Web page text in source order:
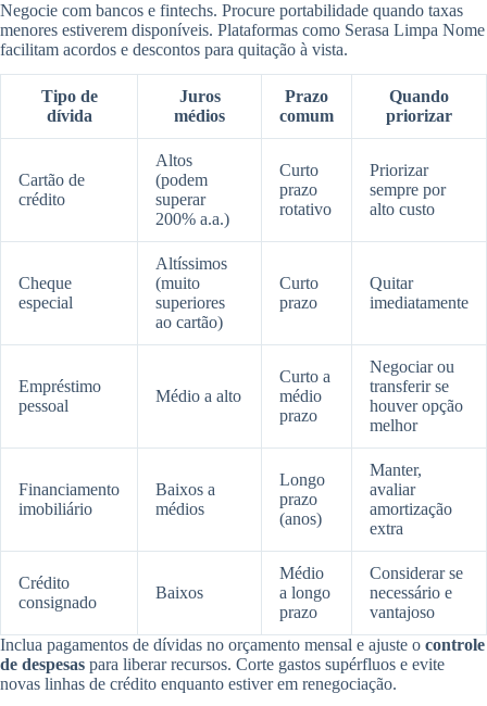
Negocie com bancos e fintechs. Procure portabilidade quando taxas
menores estiverem disponíveis. Plataformas como Serasa Limpa Nome
facilitam acordos e descontos para quitação à vista.
Tipo de
dívida
Juros
médios
Prazo
comum
Quando
priorizar
Cartão de
crédito
Altos
(podem
superar
200% a.a.)
Curto
prazo
rotativo
Priorizar
sempre por
alto custo
Cheque
especial
Altíssimos
(muito
superiores
ao cartão)
Curto
prazo
Quitar
imediatamente
Empréstimo
pessoal
Médio a alto
Curto a
médio
prazo
Negociar ou
transferir se
houver opção
melhor
Financiamento
imobiliário
Baixos a
médios
Longo
prazo
(anos)
Manter,
avaliar
amortização
extra
Crédito
consignado
Baixos
Médio
a longo
prazo
Considerar se
necessário e
vantajoso
Inclua pagamentos de dívidas no orçamento mensal e ajuste o controle
de despesas para liberar recursos. Corte gastos supérfluos e evite
novas linhas de crédito enquanto estiver em renegociação.